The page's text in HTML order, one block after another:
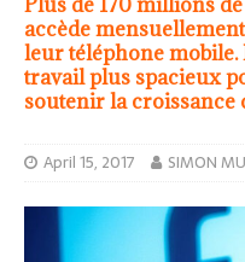
accède
leur téléphone mobile.
travail plus spacieux
soutenir la croissance
April 15, 2017 SIMON